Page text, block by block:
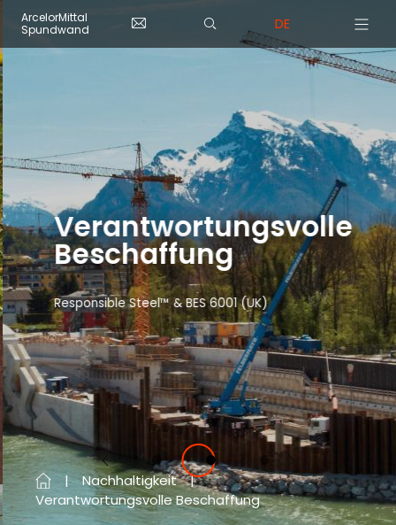
ArcelorMittal
Spundwand
DE
Vorherige Next
Verantwortungsvolle
Beschaffung
Responsible Steel™ & BES 6001 (UK)
Nachhaltigkeit
Verantwortungsvolle Beschaffung